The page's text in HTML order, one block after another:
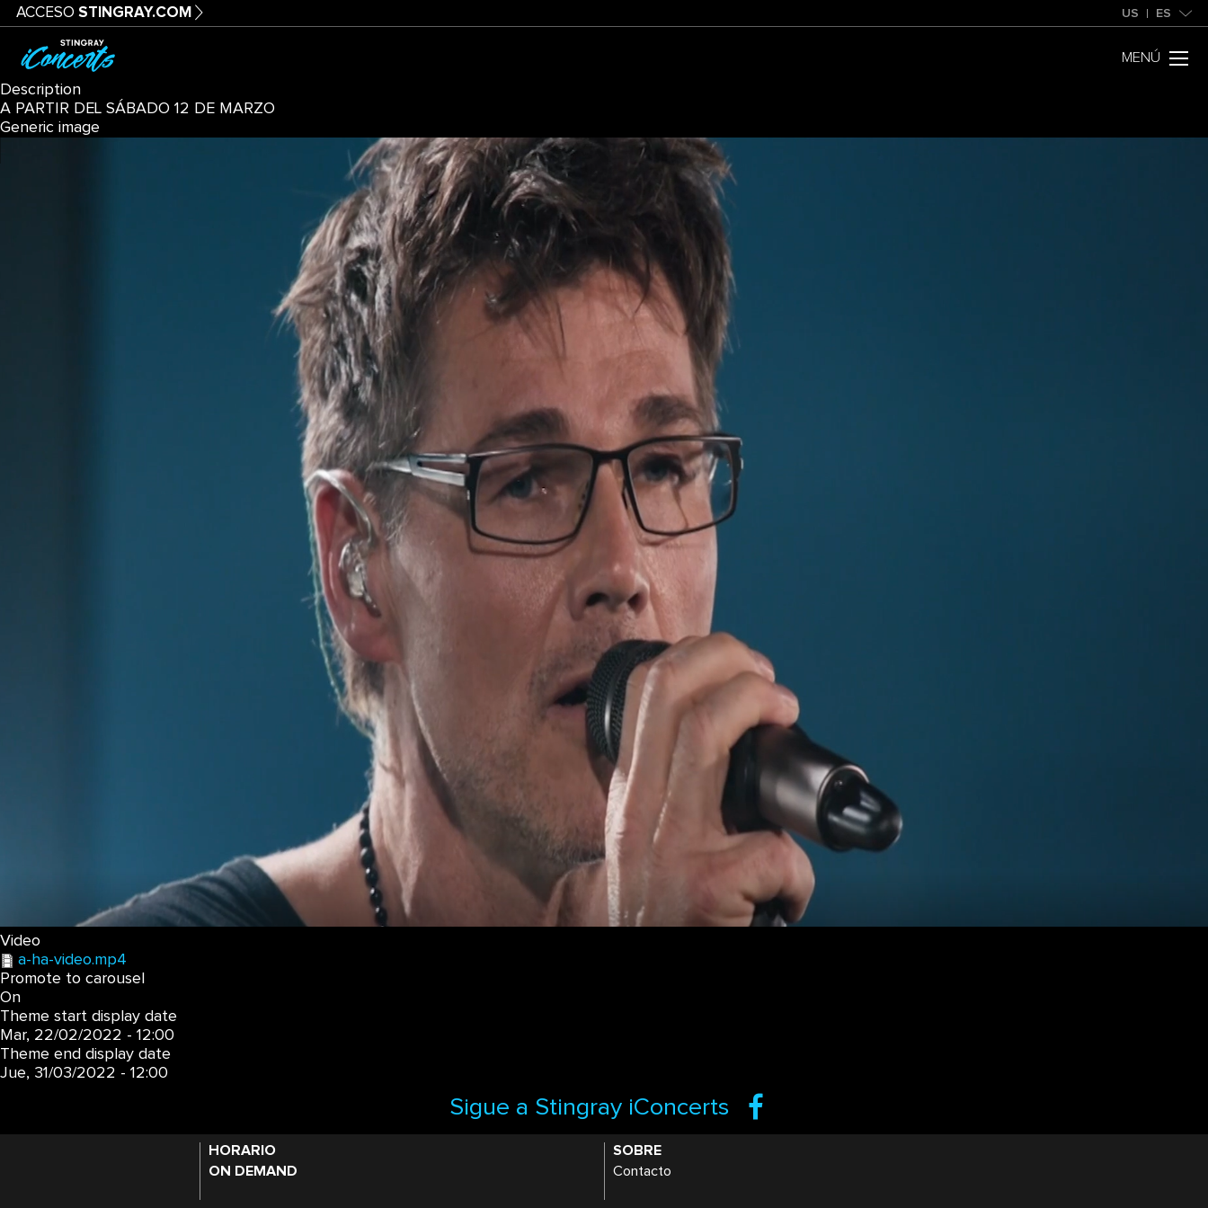
Description
A PARTIR DEL SÁBADO 12 DE MARZO
Generic image
Video
a-ha-video.mp4
Promote to carousel
On
Theme start display date
Mar, 22/02/2022 - 12:00
Theme end display date
Jue, 31/03/2022 - 12:00
Sigue a Stingray iConcerts
HORARIO
ON DEMAND
SOBRE
Contacto
MENÚ
ACCESO STINGRAY.COM US ES